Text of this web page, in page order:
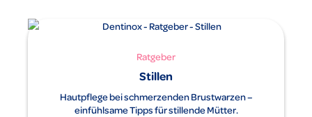
Ratgeber
Stillen
Hautpflege bei schmerzenden Brustwarzen –
einfühlsame Tipps für stillende Mütter.